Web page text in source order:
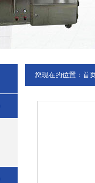
您现在的位置： 首